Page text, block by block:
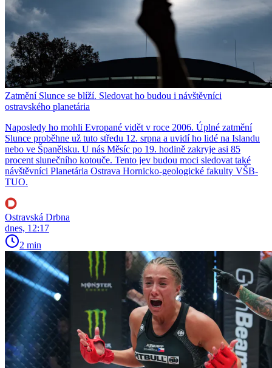
Zatmění Slunce se blíží. Sledovat ho budou i návštěvníci
ostravského planetária
Naposledy ho mohli Evropané vidět v roce 2006. Úplné zatmění
Slunce proběhne už tuto středu 12. srpna a uvidí ho lidé na Islandu
nebo ve Španělsku. U nás Měsíc po 19. hodině zakryje asi 85
procent slunečního kotouče. Tento jev budou moci sledovat také
návštěvníci Planetária Ostrava Hornicko-geologické fakulty VŠB-
TUO.
Ostravská Drbna
dnes, 12:17
2 min